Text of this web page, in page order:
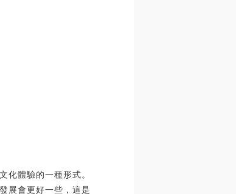
化體驗的一種形式。
展會更好一些，這是